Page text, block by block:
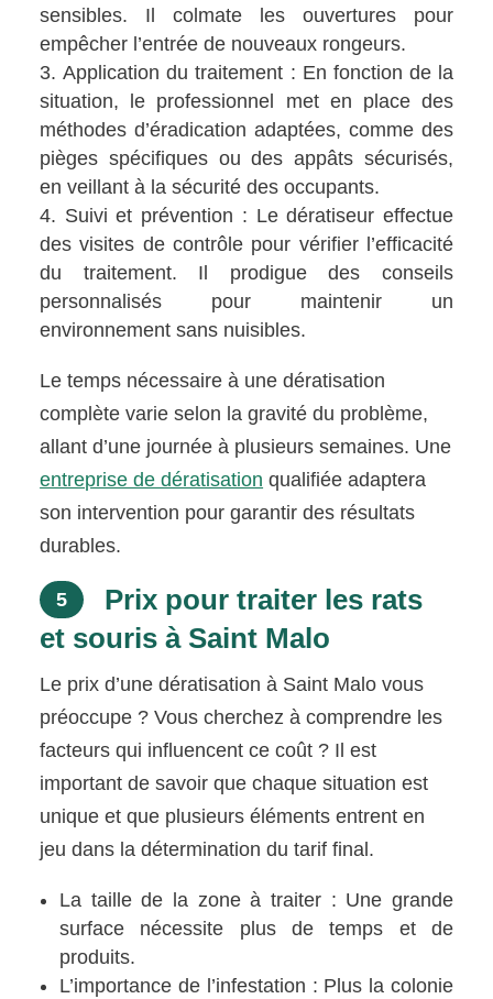
sensibles. Il colmate les ouvertures pour
empêcher l’entrée de nouveaux rongeurs.
Application du traitement : En fonction de la
situation, le professionnel met en place des
méthodes d’éradication adaptées, comme des
pièges spécifiques ou des appâts sécurisés,
en veillant à la sécurité des occupants.
Suivi et prévention : Le dératiseur effectue
des visites de contrôle pour vérifier l’efficacité
du traitement. Il prodigue des conseils
personnalisés pour maintenir un
environnement sans nuisibles.
Le temps nécessaire à une dératisation
complète varie selon la gravité du problème,
allant d’une journée à plusieurs semaines. Une
entreprise de dératisation qualifiée adaptera
son intervention pour garantir des résultats
durables.
5
Prix pour traiter les rats
et souris à Saint Malo
Le prix d’une dératisation à Saint Malo vous
préoccupe ? Vous cherchez à comprendre les
facteurs qui influencent ce coût ? Il est
important de savoir que chaque situation est
unique et que plusieurs éléments entrent en
jeu dans la détermination du tarif final.
La taille de la zone à traiter : Une grande
surface nécessite plus de temps et de
produits.
L’importance de l’infestation : Plus la colonie